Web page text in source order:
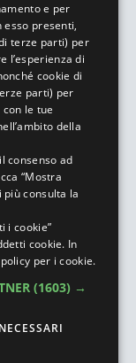
e per
esso presenti,
terze parti) per
l’esperienza di
cookie di
parti) per
le tue
della
consenso ad
“Mostra
più consulta la
i cookie”
cookie. In
per i cookie.
(1603) →